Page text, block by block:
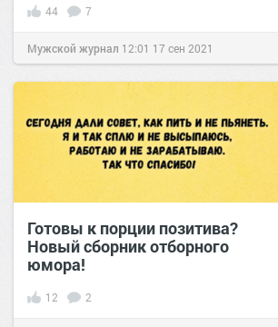
44 7
Мужской журнал 12:01 17 сен 2021
Готовы к порции позитива?
Новый сборник отборного
юмора!
12 2